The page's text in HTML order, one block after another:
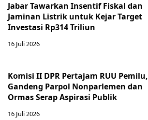
Jabar Tawarkan Insentif Fiskal dan
Jaminan Listrik untuk Kejar Target
Investasi Rp314 Triliun
16 Juli 2026
Komisi II DPR Pertajam RUU Pemilu,
Gandeng Parpol Nonparlemen dan
Ormas Serap Aspirasi Publik
16 Juli 2026